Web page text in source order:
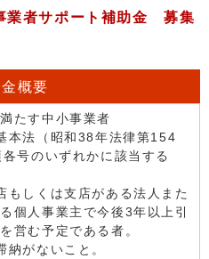
業者サポート補助金 募集
概要
たす中小事業者
本法（昭和38年法律第154
号のいずれかに該当する
もしくは支店がある法人また
個人事業主で今後3年以上引
営む予定である者。
納がないこと。